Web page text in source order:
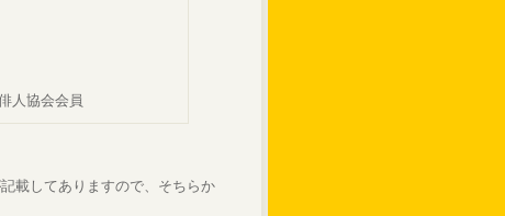
人協会会員
載してありますので、そちらか